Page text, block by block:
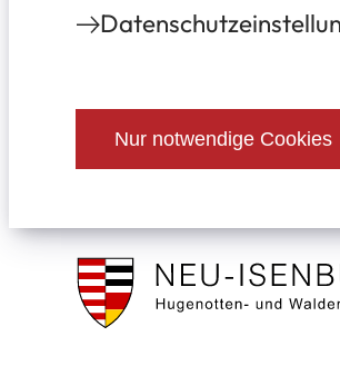
Nur notwendige Cookies
Stadt
Isenburg